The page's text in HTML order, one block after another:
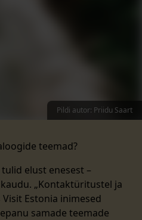
teemad?
elust enesest –
„Kontaktüritustel ja
Estonia inimesed
samade teemade
Pildi autor: Priidu Saart